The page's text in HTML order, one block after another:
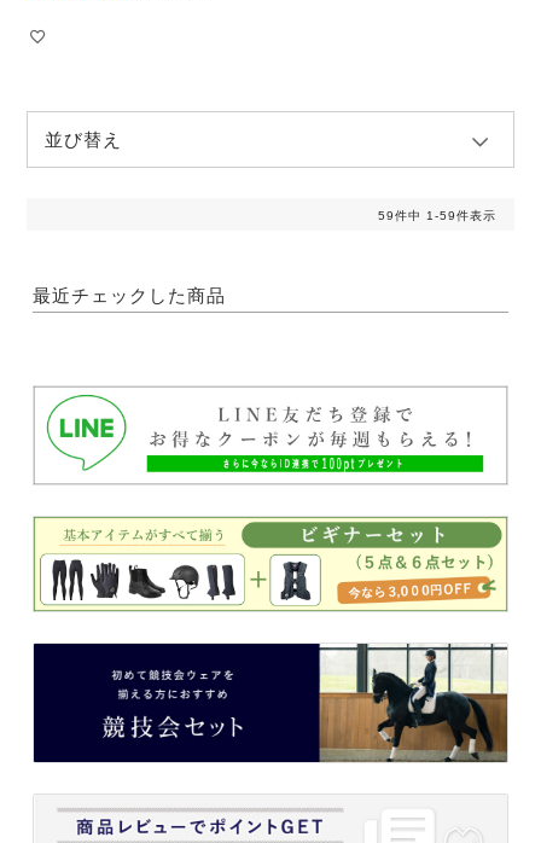
並び替え
59件中 1 -59件表示
最近チェックした商品